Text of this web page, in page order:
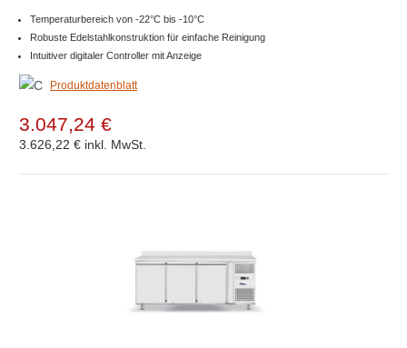
Temperaturbereich von -22°C bis -10°C
Robuste Edelstahlkonstruktion für einfache Reinigung
Intuitiver digitaler Controller mit Anzeige
Produktdatenblatt
3.047,24 €
3.626,22 € inkl. MwSt.